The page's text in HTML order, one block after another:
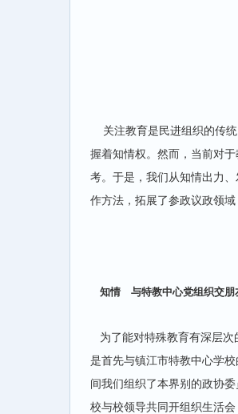
关注教育是民进组织的传统
握着知情权。然而，当前对
考。于是，我们从知情出力
作方法，拓展了参政议政领
知情 与特教中心党组织交朋
为了能对特殊教育有深层次
是首先与镇江市特教中心学
间我们组织了本界别的政协
校与校领导共同开组织生活